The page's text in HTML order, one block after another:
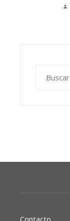
Contacto